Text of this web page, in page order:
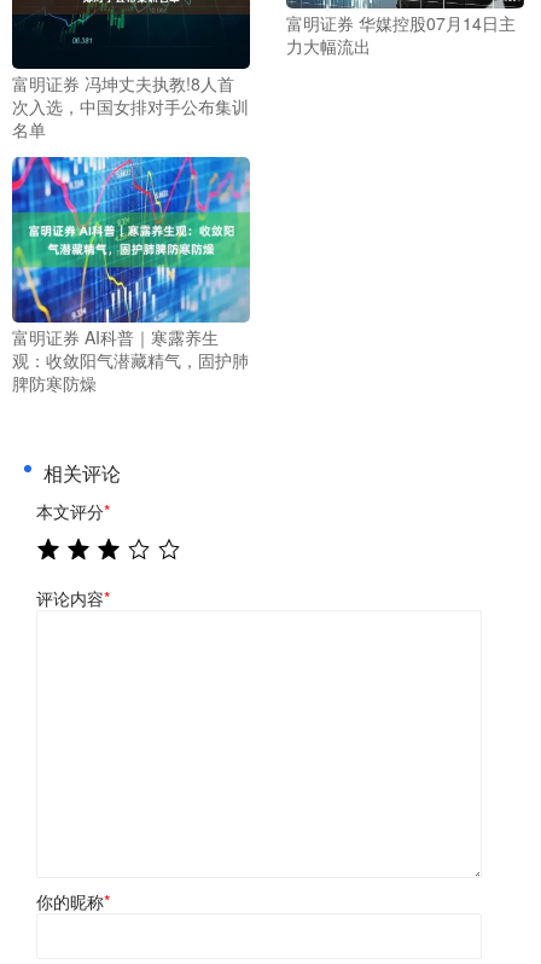
富明证券 冯坤丈夫执教!8人首
次入选，中国女排对手公布集训
名单
富明证券 华媒控股07月14日主
力大幅流出
富明证券 AI科普｜寒露养生
观：收敛阳气潜藏精气，固护肺
脾防寒防燥
相关评论
本文评分*
评论内容*
你的昵称*